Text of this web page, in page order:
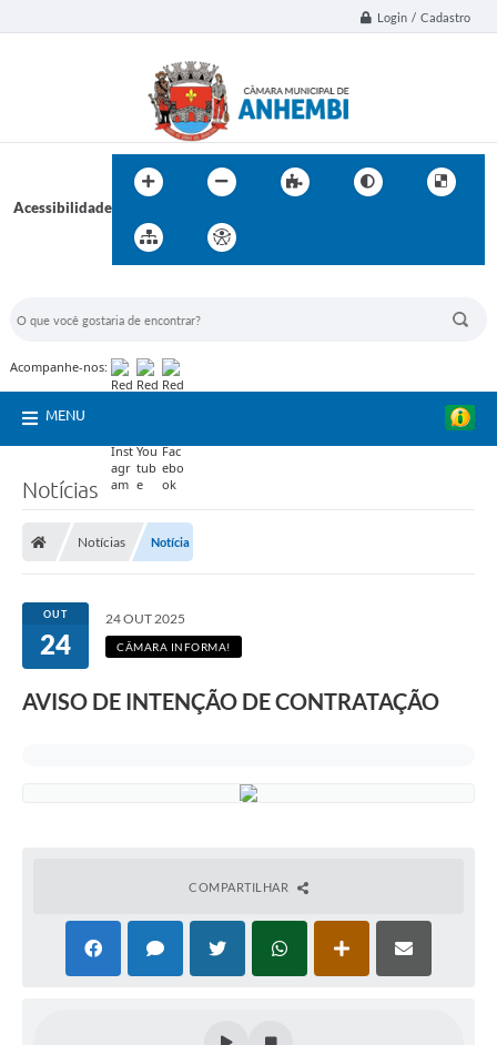
Login / Cadastro
Acessibilidade
Acompanhe-nos:
MENU
Notícias
Notícias Notícia
OUT
24
24 OUT 2025
CÂMARA INFORMA!
AVISO DE INTENÇÃO DE CONTRATAÇÃO
COMPARTILHAR